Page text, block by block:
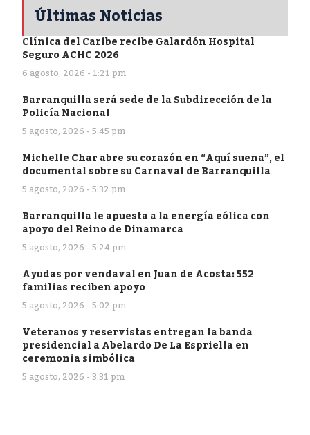
Últimas Noticias
Clínica del Caribe recibe Galardón Hospital
Seguro ACHC 2026
6 agosto, 2026 - 1:21 pm
Barranquilla será sede de la Subdirección de la
Policía Nacional
5 agosto, 2026 - 5:45 pm
Michelle Char abre su corazón en “Aquí suena”, el
documental sobre su Carnaval de Barranquilla
5 agosto, 2026 - 5:32 pm
Barranquilla le apuesta a la energía eólica con
apoyo del Reino de Dinamarca
5 agosto, 2026 - 5:24 pm
Ayudas por vendaval en Juan de Acosta: 552
familias reciben apoyo
5 agosto, 2026 - 5:02 pm
Veteranos y reservistas entregan la banda
presidencial a Abelardo De La Espriella en
ceremonia simbólica
5 agosto, 2026 - 3:31 pm